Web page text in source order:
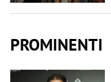
PROMINENTI